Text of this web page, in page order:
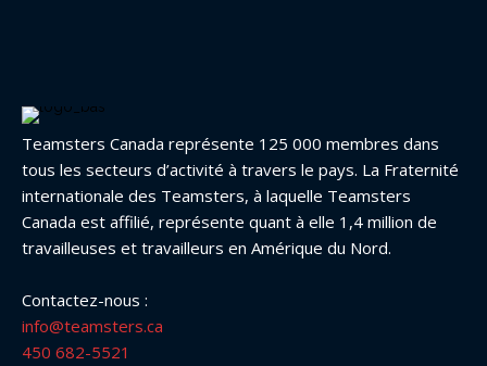
Teamsters Canada représente 125 000 membres dans
tous les secteurs d’activité à travers le pays. La Fraternité
internationale des Teamsters, à laquelle Teamsters
Canada est affilié, représente quant à elle 1,4 million de
travailleuses et travailleurs en Amérique du Nord.
Contactez-nous :
info@teamsters.ca
450 682-5521